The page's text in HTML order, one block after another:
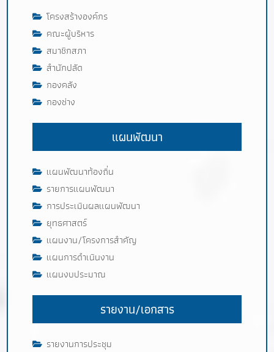
โครงสร้างองค์กร
คณะผู้บริหาร
สมาชิกสภา
สำนักปลัด
กองคลัง
กองช่าง
แผนพัฒนา
แผนพัฒนาท้องถิ่น
รายการแผนพัฒนา
การประเมินผลแผนพัฒนา
ยุทธศาสตร์
แผนงาน/โครงการสำคัญ
แผนการดำเนินงาน
แผนงบประมาณ
รายงาน/เอกสาร
รายงานการประชุม